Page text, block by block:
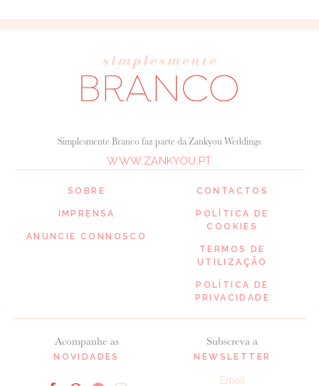
SOBRE
IMPRENSA
ANUNCIE CONNOSCO
Acompanhe as
NOVIDADES
Simplesmente Branco faz parte da Zankyou Weddings
WWW.ZANKYOU.PT
Subscreva a
NEWSLETTER
CONTACTOS
POLÍTICA DE
COOKIES
TERMOS DE
UTILIZAÇÃO
POLÍTICA DE
PRIVACIDADE